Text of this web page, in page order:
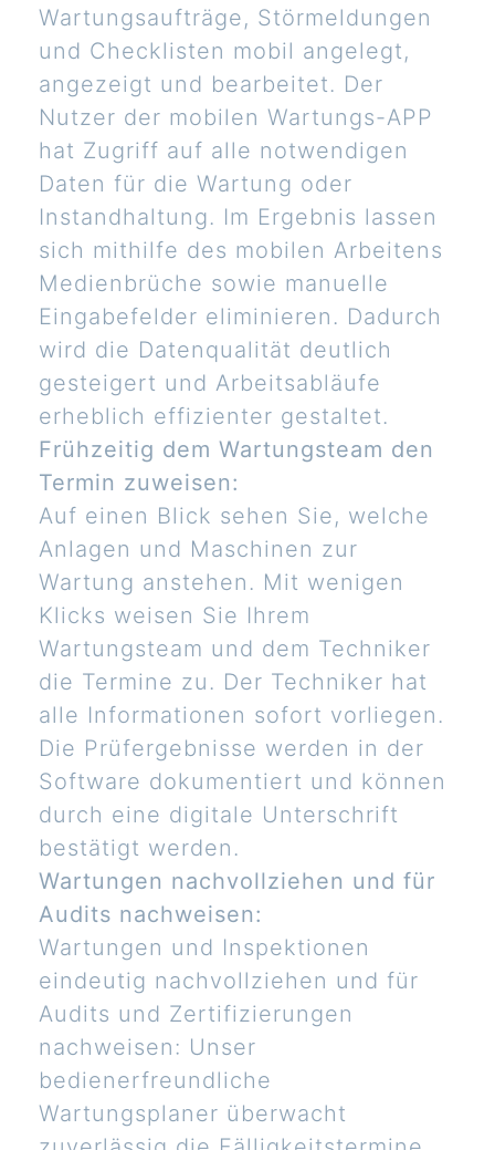
Wartungsaufträge, Störmeldungen
und Checklisten mobil angelegt,
angezeigt und bearbeitet. Der
Nutzer der mobilen Wartungs-APP
hat Zugriff auf alle notwendigen
Daten für die Wartung oder
Instandhaltung. Im Ergebnis lassen
sich mithilfe des mobilen Arbeitens
Medienbrüche sowie manuelle
Eingabefelder eliminieren. Dadurch
wird die Datenqualität deutlich
gesteigert und Arbeitsabläufe
erheblich effizienter gestaltet.
Frühzeitig dem Wartungsteam den
Termin zuweisen:
Auf einen Blick sehen Sie, welche
Anlagen und Maschinen zur
Wartung anstehen. Mit wenigen
Klicks weisen Sie Ihrem
Wartungsteam und dem Techniker
die Termine zu. Der Techniker hat
alle Informationen sofort vorliegen.
Die Prüfergebnisse werden in der
Software dokumentiert und können
durch eine digitale Unterschrift
bestätigt werden.
Wartungen nachvollziehen und für
Audits nachweisen:
Wartungen und Inspektionen
eindeutig nachvollziehen und für
Audits und Zertifizierungen
nachweisen: Unser
bedienerfreundliche
Wartungsplaner überwacht